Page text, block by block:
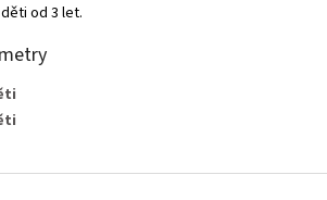
od 3 let.